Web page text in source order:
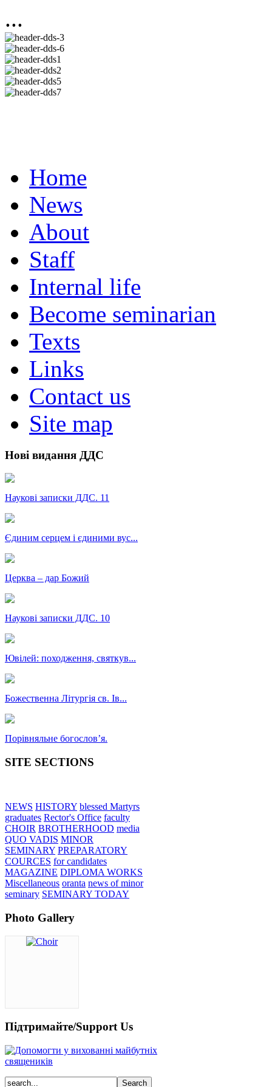
...
Home
News
About
Staff
Internal life
Become seminarian
Texts
Links
Contact us
Site map
Нові видання ДДС
Наукові записки ДДС. 11
Єдиним серцем і єдиними вус...
Церква – дар Божий
Наукові записки ДДС. 10
Ювілей: походження, святкув...
Божественна Літургія св. Ів...
Порівняльне богословʼя.
SITE SECTIONS
NEWS HISTORY blessed Martyrs
graduates Rector's Office faculty
CHOIR BROTHERHOOD media
QUO VADIS MINOR
SEMINARY PREPARATORY
COURCES for candidates
MAGAZINE DIPLOMA WORKS
Miscellaneous oranta news of minor
seminary SEMINARY TODAY
Photo Gallery
Підтримайте/Support Us